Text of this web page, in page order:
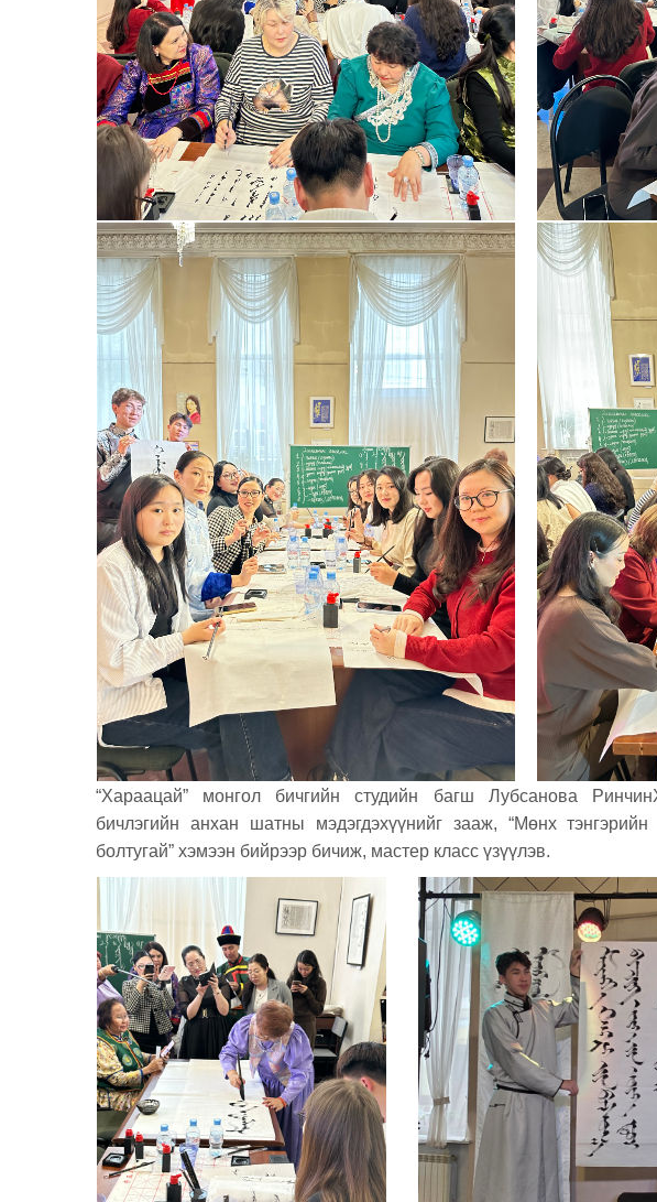
“Хараацай” монгол бичгийн студийн багш Лубсанова
бичлэгийн анхан шатны мэдэгдэхүүнийг зааж, “Мөнх
болтугай” хэмээн бийрээр бичиж, мастер класс үзүүлэв.